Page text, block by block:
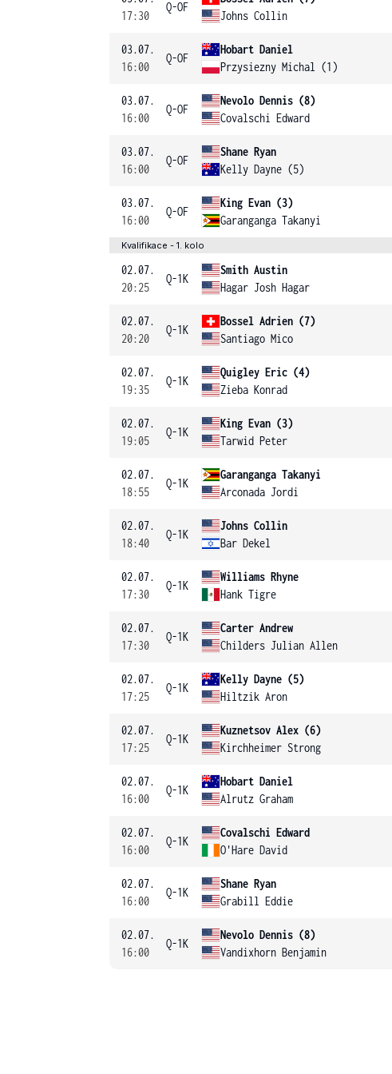
17:30
Q-OF
Johns Collin
03.07.
16:00
Q-OF
Hobart Daniel
Przysiezny Michal (1)
03.07.
16:00
Q-OF
Nevolo Dennis (8)
Covalschi Edward
03.07.
16:00
Q-OF
Shane Ryan
Kelly Dayne (5)
03.07.
16:00
Q-OF
King Evan (3)
Garanganga Takanyi
Kvalifikace - 1. kolo
02.07.
20:25
Q-1K
Smith Austin
Hagar Josh Hagar
02.07.
20:20
Q-1K
Bossel Adrien (7)
Santiago Mico
02.07.
19:35
Q-1K
Quigley Eric (4)
Zieba Konrad
02.07.
19:05
Q-1K
King Evan (3)
Tarwid Peter
02.07.
18:55
Q-1K
Garanganga Takanyi
Arconada Jordi
02.07.
18:40
Q-1K
Johns Collin
Bar Dekel
02.07.
17:30
Q-1K
Williams Rhyne
Hank Tigre
02.07.
17:30
Q-1K
Carter Andrew
Childers Julian Allen
02.07.
17:25
Q-1K
Kelly Dayne (5)
Hiltzik Aron
02.07.
17:25
Q-1K
Kuznetsov Alex (6)
Kirchheimer Strong
02.07.
16:00
Q-1K
Hobart Daniel
Alrutz Graham
02.07.
16:00
Q-1K
Covalschi Edward
O'Hare David
02.07.
16:00
Q-1K
Shane Ryan
Grabill Eddie
02.07.
16:00
Q-1K
Nevolo Dennis (8)
Vandixhorn Benjamin